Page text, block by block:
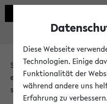
Sie möchten auf eine eKVV
erst nach einer Anmeldung
steht.
Diese Webseite
Technologien. Einige
Funktionalität der
während andere uns
Erfahrung zu